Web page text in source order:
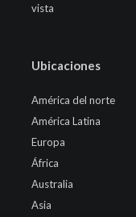
vista
Ubicaciones
América del norte
América Latina
Europa
África
Australia
Asia